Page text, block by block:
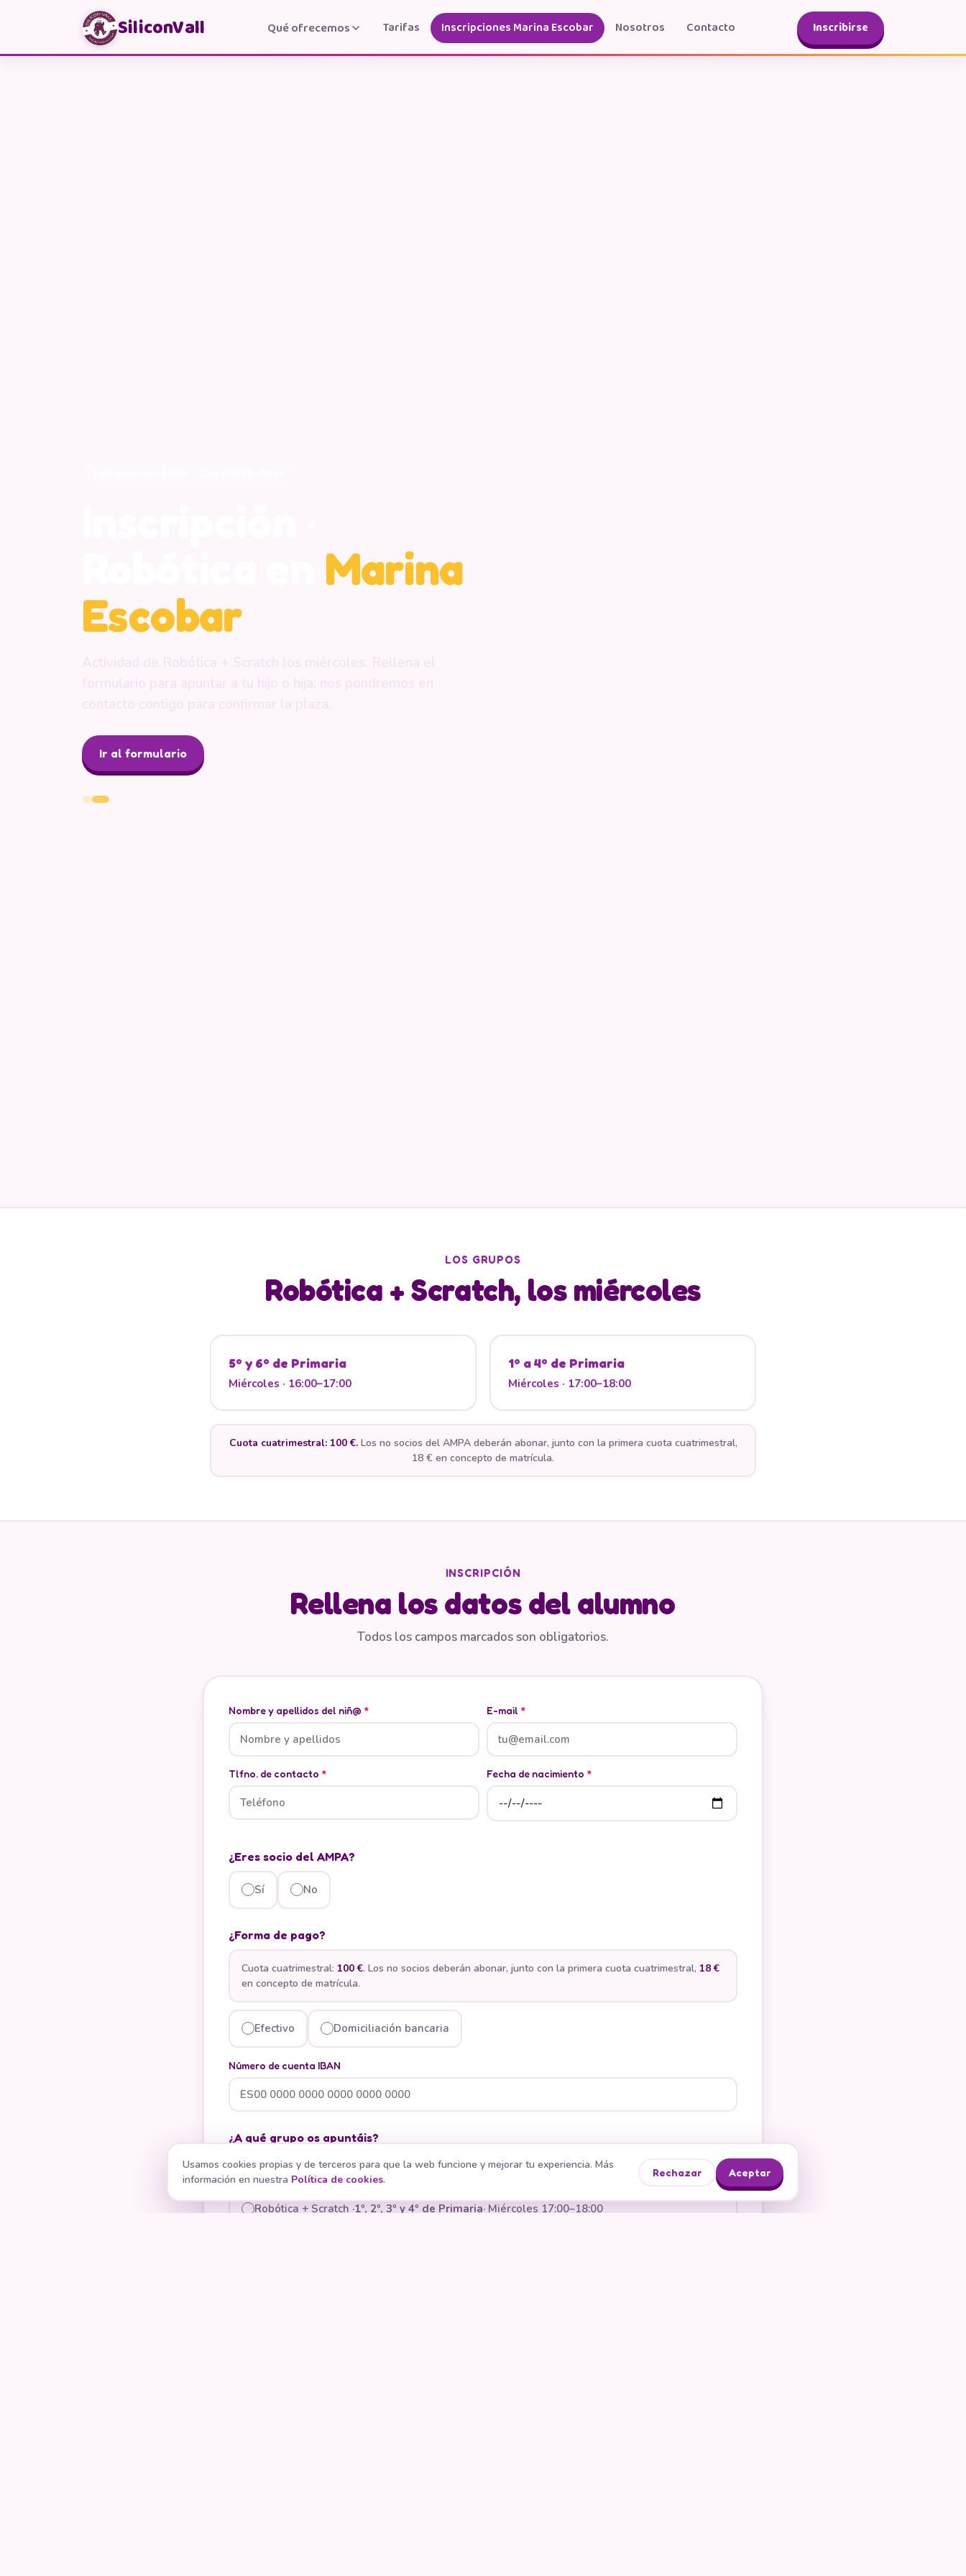
SiliconVall Qué ofrecemos Tarifas Inscripciones Marina Escobar Nosotros Contacto Inscribirse
Marina
Escobar
Ir al formulario
LOS GRUPOS
Robótica + Scratch, los miércoles
5º y 6º de Primaria
Miércoles · 16:00–17:00
1º a 4º de Primaria
Miércoles · 17:00–18:00
Cuota cuatrimestral: 100 €.Los no socios del AMPA deberán abonar, junto con la primera cuota cuatrimestral,
18 € en concepto de matrícula.
INSCRIPCIÓN
Rellena los datos del alumno
Todos los campos marcados son obligatorios.
Nombre y apellidos del niñ@ * E-mail *
Tlfno. de contacto * Fecha de nacimiento *
¿Eres socio del AMPA?
Sí No
¿Forma de pago?
Cuota cuatrimestral: 100 €. Los no socios deberán abonar, junto con la primera cuota cuatrimestral, 18 €
en concepto de matrícula.
Efectivo Domiciliación bancaria
Número de cuenta IBAN
¿A qué grupo os apuntáis?
Robótica + Scratch ·5º y 6º de Primaria· Miércoles 16:00–17:00
Robótica + Scratch ·1º, 2º, 3º y 4º de Primaria· Miércoles 17:00–18:00
Usamos cookies propias y de terceros para que la web funcione y mejorar tu experiencia. Más
información en nuestra Política de cookies.
Rechazar Aceptar